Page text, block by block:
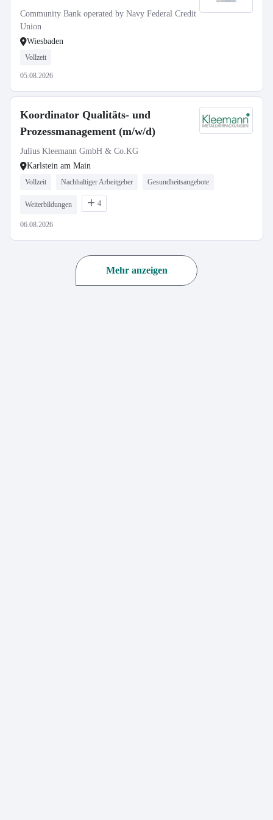
Community Bank operated by Navy Federal Credit
Union
Wiesbaden
Vollzeit
05.08.2026
Koordinator Qualitäts- und
Prozessmanagement (m/w/d)
Julius Kleemann GmbH & Co.KG
Karlstein am Main
Vollzeit Nachhaltiger Arbeitgeber Gesundheitsangebote
Weiterbildungen 4
06.08.2026
Mehr anzeigen